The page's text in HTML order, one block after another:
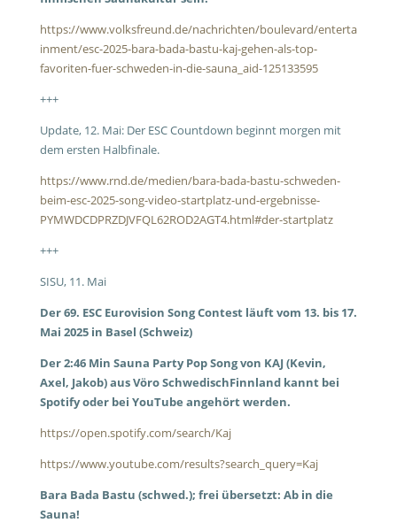
https://www.volksfreund.de/nachrichten/boulevard/enterta
inment/esc-2025-bara-bada-bastu-kaj-gehen-als-top-
favoriten-fuer-schweden-in-die-sauna_aid-125133595
+++
Update, 12. Mai: Der ESC Countdown beginnt morgen mit
dem ersten Halbfinale.
https://www.rnd.de/medien/bara-bada-bastu-schweden-
beim-esc-2025-song-video-startplatz-und-ergebnisse-
PYMWDCDPRZDJVFQL62ROD2AGT4.html#der-startplatz
+++
SISU, 11. Mai
Der 69. ESC Eurovision Song Contest läuft vom 13. bis 17.
Mai 2025 in Basel (Schweiz)
Der 2:46 Min Sauna Party Pop Song von KAJ (Kevin,
Axel, Jakob) aus Vöro SchwedischFinnland kannt bei
Spotify oder bei YouTube angehört werden.
https://open.spotify.com/search/Kaj
https://www.youtube.com/results?search_query=Kaj
Bara Bada Bastu (schwed.); frei übersetzt: Ab in die
Sauna!